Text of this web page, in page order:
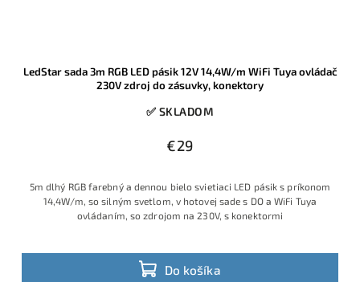
LedStar sada 3m RGB LED pásik 12V 14,4W/m WiFi Tuya ovládač
230V zdroj do zásuvky, konektory
✅ SKLADOM
€29
Do košíka
5m dlhý RGB farebný a dennou bielo svietiaci LED pásik s príkonom
14,4W/m, so silným svetlom, v hotovej sade s DO a WiFi Tuya
ovládaním, so zdrojom na 230V, s konektormi